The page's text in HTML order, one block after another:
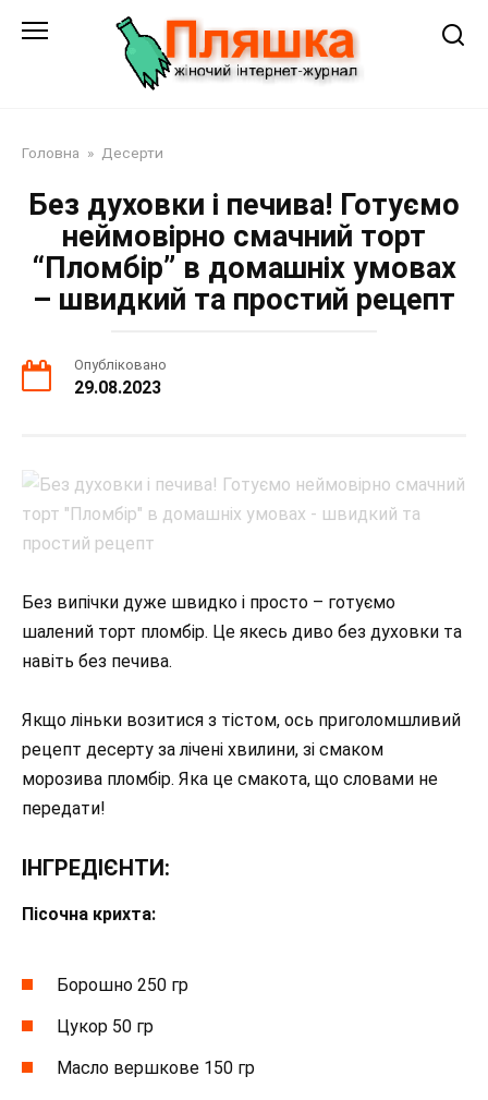
Головна » Десерти
Без духовки і печива! Готуємо
неймовірно смачний торт
“Пломбір” в домашніх умовах
– швидкий та простий рецепт
Опубліковано
29.08.2023
Без випічки дуже швидко і просто – готуємо
шалений торт пломбір. Це якесь диво без духовки та
навіть без печива.
Якщо ліньки возитися з тістом, ось приголомшливий
рецепт десерту за лічені хвилини, зі смаком
морозива пломбір. Яка це смакота, що словами не
передати!
ІНГРЕДІЄНТИ:
Пісочна крихта:
Борошно 250 гр
Цукор 50 гр
Масло вершкове 150 гр